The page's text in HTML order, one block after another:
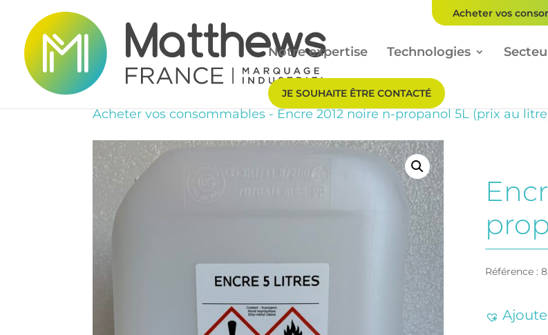
Acheter vos
Notre expertise Technologies
JE SOUHAITE ÊTRE CONTACTÉ
Acheter vos consommables-Encre 2012 noire n-propanol 5L (prix au
Référence :